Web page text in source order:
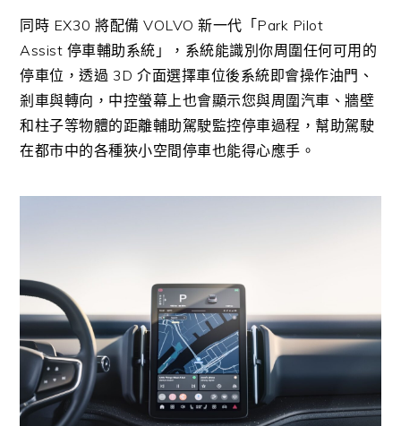
同時 EX30將配備 VOLVO新一代「Park Pilot
Assist 停車輔助系統」，系統能識別你周圍任何可用的
停車位，透過 3D介面選擇車位後系統即會操作油門、
剎車與轉向，中控螢幕上也會顯示您與周圍汽車、牆壁
和柱子等物體的距離輔助駕駛監控停車過程，幫助駕駛
在都市中的各種狹小空間停車也能得心應手。